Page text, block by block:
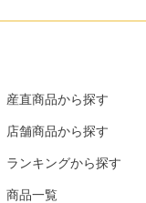
産直商品から探す
店舗商品から探す
ランキングから探す
商品一覧